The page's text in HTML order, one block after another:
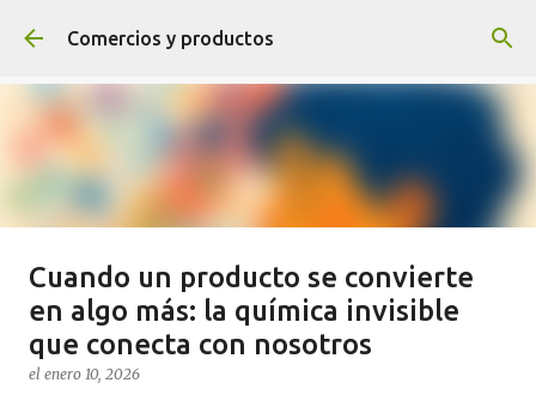
Ir al contenido principal
Comercios y productos
¡NOVEDADES! ¡SÍGUENOS Y
TENDRÁS PREMIO!
el agosto 04, 2020
0
Cuando un producto se convierte
en algo más: la química invisible
que conecta con nosotros
el enero 10, 2026